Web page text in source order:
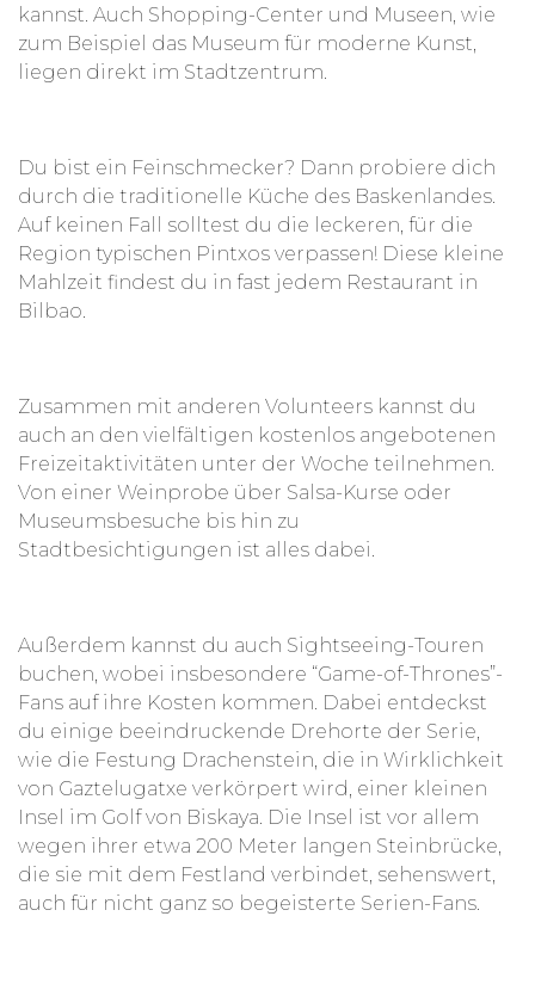
kannst. Auch Shopping-Center und Museen, wie
zum Beispiel das Museum für moderne Kunst,
liegen direkt im Stadtzentrum.
Du bist ein Feinschmecker? Dann probiere dich
durch die traditionelle Küche des Baskenlandes.
Auf keinen Fall solltest du die leckeren, für die
Region typischen Pintxos verpassen! Diese kleine
Mahlzeit findest du in fast jedem Restaurant in
Bilbao.
Zusammen mit anderen Volunteers kannst du
auch an den vielfältigen kostenlos angebotenen
Freizeitaktivitäten unter der Woche teilnehmen.
Von einer Weinprobe über Salsa-Kurse oder
Museumsbesuche bis hin zu
Stadtbesichtigungen ist alles dabei.
Außerdem kannst du auch Sightseeing-Touren
buchen, wobei insbesondere “Game-of-Thrones”-
Fans auf ihre Kosten kommen. Dabei entdeckst
du einige beeindruckende Drehorte der Serie,
wie die Festung Drachenstein, die in Wirklichkeit
von Gaztelugatxe verkörpert wird, einer kleinen
Insel im Golf von Biskaya. Die Insel ist vor allem
wegen ihrer etwa 200 Meter langen Steinbrücke,
die sie mit dem Festland verbindet, sehenswert,
auch für nicht ganz so begeisterte Serien-Fans.